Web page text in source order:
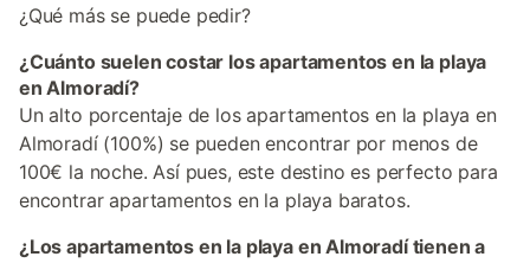
¿Qué más se puede pedir?
¿Cuánto suelen costar los apartamentos en la playa
en Almoradí?
Un alto porcentaje de los apartamentos en la playa en
Almoradí (100%) se pueden encontrar por menos de
100€ la noche. Así pues, este destino es perfecto para
encontrar apartamentos en la playa baratos.
¿Los apartamentos en la playa en Almoradí tienen a